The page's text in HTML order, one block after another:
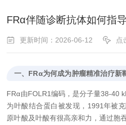
FRα伴随诊断抗体如何指
更新时间：2026-06-12 点
一、FRα为何成为肿瘤精准治疗新
FRα由FOLR1编码，是分子量38-40
为叶酸结合蛋白被发现，1991年被
原叶酸及叶酸有很高亲和力，通过胞